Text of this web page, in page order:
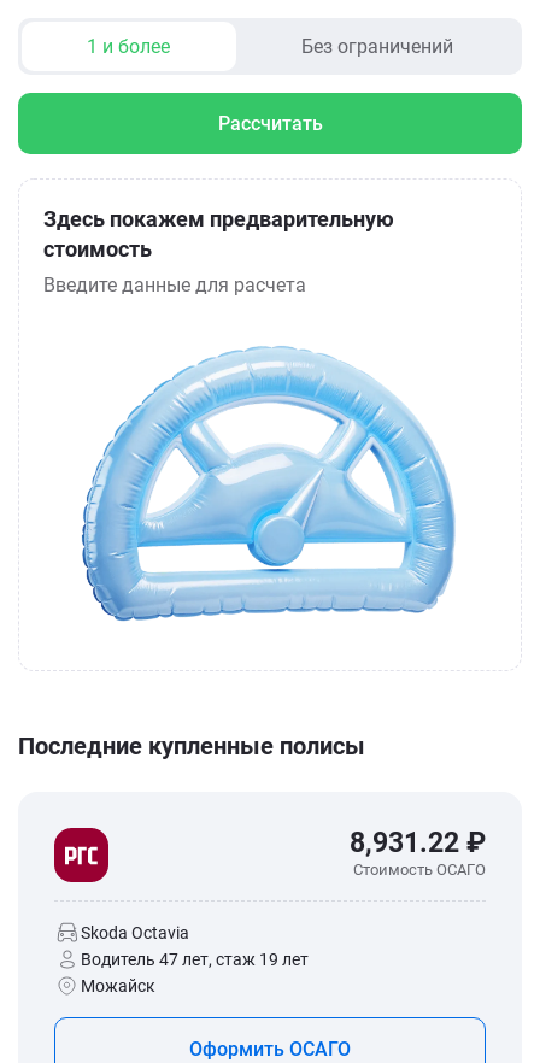
1 и более Без ограничений
Рассчитать
Здесь покажем предварительную
стоимость
Введите данные для расчета
Последние купленные полисы
8,931.22 ₽
Стоимость ОСАГО
Skoda Octavia
Водитель 47 лет, стаж 19 лет
Можайск
Оформить ОСАГО